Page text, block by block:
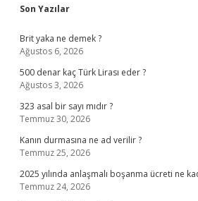
Sidebar
Son Yazılar
Brit yaka ne demek ?
Ağustos 6, 2026
500 denar kaç Türk Lirası eder ?
Ağustos 3, 2026
323 asal bir sayı mıdır ?
Temmuz 30, 2026
Kanın durmasına ne ad verilir ?
Temmuz 25, 2026
2025 yılında anlaşmalı boşanma ücreti ne
Temmuz 24, 2026